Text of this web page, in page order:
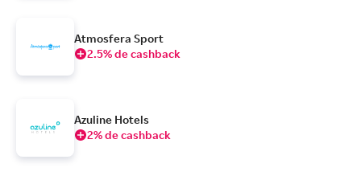
Atmosfera Sport
2.5% de cashback
Azuline Hotels
2% de cashback